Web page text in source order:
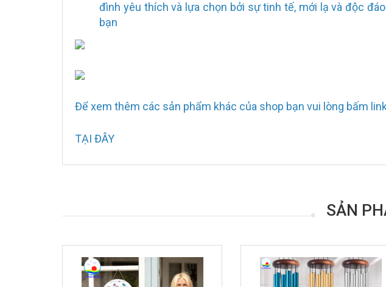
đình yêu thích và lựa chọn bởi sự tinh tế, mới lạ và độc
bạn
Để xem thêm các sản phẩm khác của shop bạn vui lòng bấm link
TẠI ĐÂY
SẢN